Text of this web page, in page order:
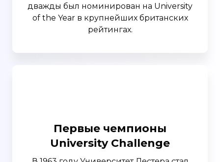
дважды был номинирован на University
of the Year в крупнейших британских
рейтингах.
Первые чемпионы
University Challenge